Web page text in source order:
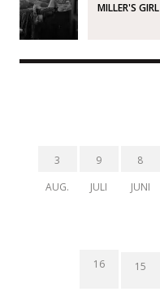
MILLER'S GIRL
3
AUG.
9
JULI
8
JUNI
16 15